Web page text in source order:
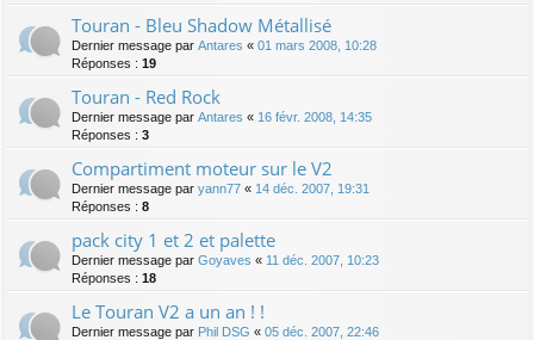
Touran - Bleu Shadow Métallisé
Dernier message par Antares « 01 mars 2008, 10:28
Réponses : 19
Touran - Red Rock
Dernier message par Antares « 16 févr. 2008, 14:35
Réponses : 3
Compartiment moteur sur le V2
Dernier message par yann77 « 14 déc. 2007, 19:31
Réponses : 8
pack city 1 et 2 et palette
Dernier message par Goyaves « 11 déc. 2007, 10:23
Réponses : 18
Le Touran V2 a un an ! !
Dernier message par Phil DSG « 05 déc. 2007, 22:46